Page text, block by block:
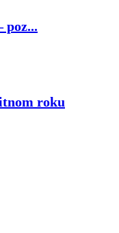
poz...
roku